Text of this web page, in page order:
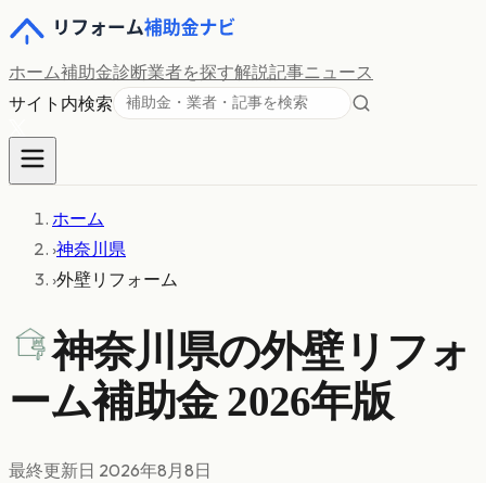
ホーム補助金診断業者を探す解説記事ニュース
サイト内検索
ホーム
›神奈川県
›外壁リフォーム
神奈川県の外壁リフォ
ーム補助金 2026年版
最終更新日 2026年8月8日